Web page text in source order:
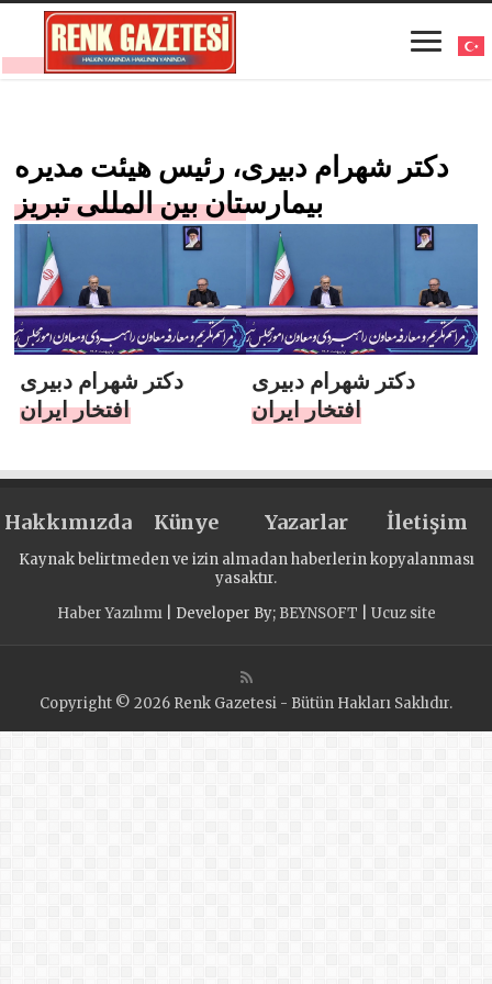
دکتر شهرام دبیری، رئیس هیئت مدیره
بیمارستان بین المللی تبریز
دکتر شهرام دبیری
افتخار ایران
دکتر شهرام دبیری
افتخار ایران
Hakkımızda Künye Yazarlar İletişim
Kaynak belirtmeden ve izin almadan haberlerin kopyalanması
yasaktır.
Haber Yazılımı| Developer By; BEYNSOFT Ucuz site
Copyright © 2026 Renk Gazetesi - Bütün Hakları Saklıdır.